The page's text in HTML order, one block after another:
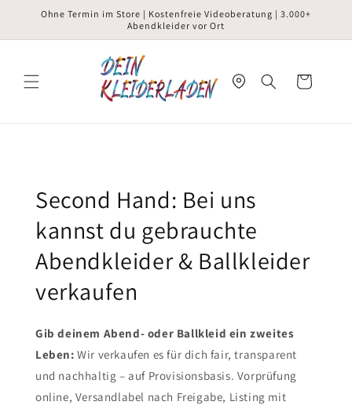
zumOhne Termin im Store | Kostenfreie Videoberatung | 3.000+
Abendkleider vor Ort
Warenkorb
Second Hand: Bei uns
kannst du gebrauchte
Abendkleider & Ballkleider
verkaufen
Gib deinem Abend- oder Ballkleid ein zweites
Leben:Wir verkaufen es für dich fair, transparent
und nachhaltig – auf Provisionsbasis. Vorprüfung
online, Versandlabel nach Freigabe, Listing mit